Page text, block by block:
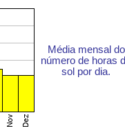
Média mensal do
número de horas
sol por dia.